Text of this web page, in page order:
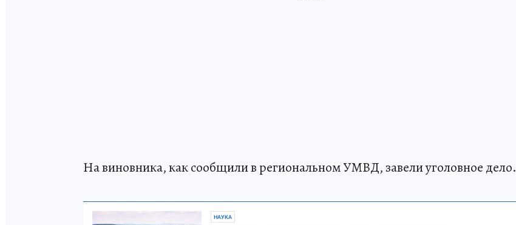
На виновника, как сообщили в региональном УМВД, завели уголовное дело.
НАУКА